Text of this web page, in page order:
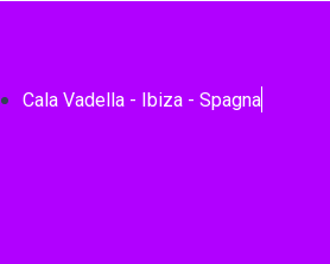
Cala Vadella - Ibiza - Spagna